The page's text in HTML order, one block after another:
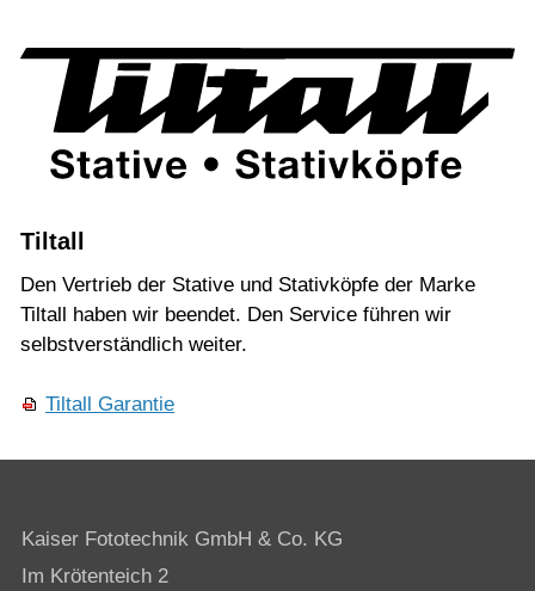
Tiltall
Den Vertrieb der Stative und Stativköpfe der Marke
Tiltall haben wir beendet. Den Service führen wir
selbstverständlich weiter.
Tiltall Garantie
Kaiser Fototechnik GmbH & Co. KG
Im Krötenteich 2